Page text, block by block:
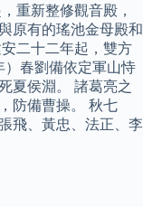
重新整修觀音殿，
原有的瑤池金母殿和
二十二年起，雙方
）春劉備依定軍山恃
夏侯淵。 諸葛亮之
防備曹操。 秋七
飛、黃忠、法正、李